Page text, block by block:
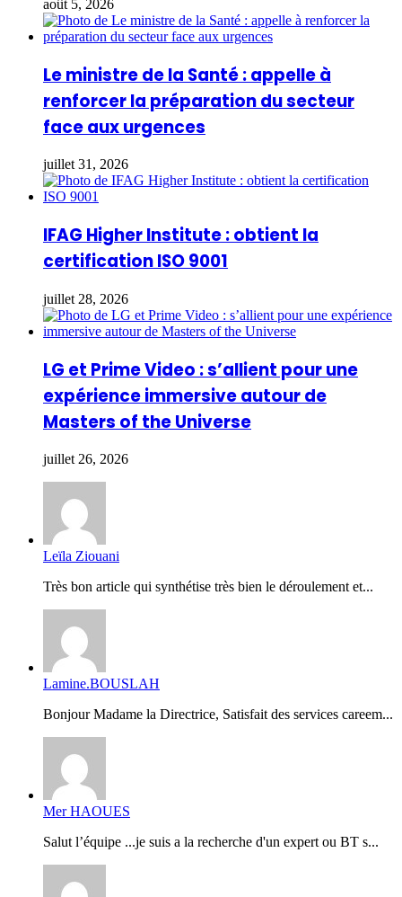
août 5, 2026
Le ministre de la Santé : appelle à
renforcer la préparation du secteur
face aux urgences
juillet 31, 2026
IFAG Higher Institute : obtient la
certification ISO 9001
juillet 28, 2026
LG et Prime Video : s’allient pour une
expérience immersive autour de
Masters of the Universe
juillet 26, 2026
Leïla Ziouani
Très bon article qui synthétise très bien le déroulement et...
Lamine.BOUSLAH
Bonjour Madame la Directrice, Satisfait des services careem...
Mer HAOUES
Salut l’équipe ...je suis a la recherche d'un expert ou BT s...